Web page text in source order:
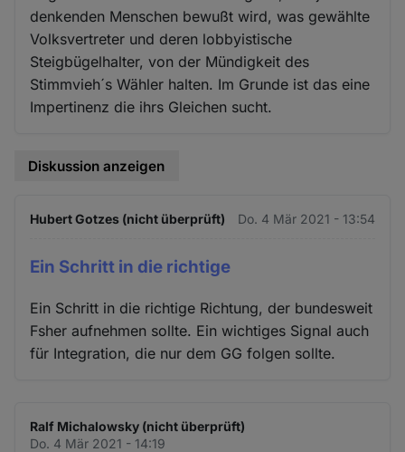
denkenden Menschen bewußt wird, was gewählte
Volksvertreter und deren lobbyistische
Steigbügelhalter, von der Mündigkeit des
Stimmvieh´s Wähler halten. Im Grunde ist das eine
Impertinenz die ihrs Gleichen sucht.
Diskussion anzeigen
Hubert Gotzes (nicht überprüft) Do. 4 Mär 2021 - 13:54
Ein Schritt in die richtige
Ein Schritt in die richtige Richtung, der bundesweit
Fsher aufnehmen sollte. Ein wichtiges Signal auch
für Integration, die nur dem GG folgen sollte.
Ralf Michalowsky (nicht überprüft)
Do. 4 Mär 2021 - 14:19